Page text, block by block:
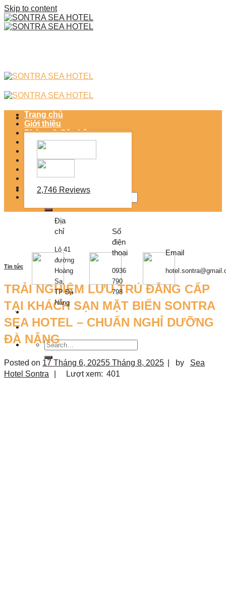
Skip to content
2,746 Reviews
Địa
chỉ
Lô 41
đường
Hoàng
Sa,
TP Đà
Nẵng
Số
điện
thoại
0936
790
798
Email
Trang chủ
Giới thiệu
Phòng & Căn hộ
Dịch vụ khách sạn
SONTRA MINI MART 24H
SỰ KIỆN
Điểm đến
Tin tức
Tin tức
TRẢI NGHIỆM LƯU TRÚ ĐẲNG CẤP
TẠI KHÁCH SẠN MẶT BIỂN SONTRA
SEA HOTEL – CHUẨN NGHỈ DƯỠNG
ĐÀ NẴNG
Posted on 17 Tháng 6, 20255 Tháng 8, 2025 by
Sea
Hotel Sontra
Lượt xem: 401